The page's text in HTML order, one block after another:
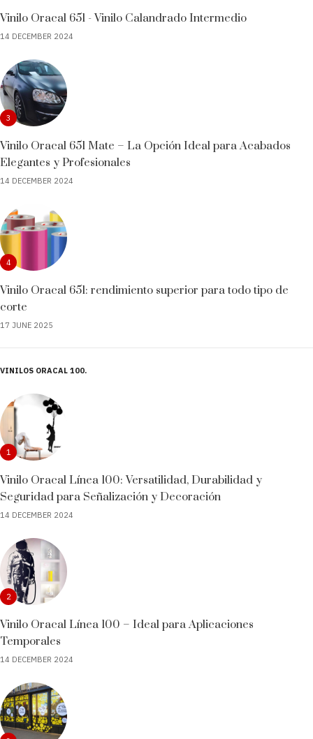
Vinilo Oracal 651 - Vinilo Calandrado Intermedio
14 DECEMBER 2024
3
Vinilo Oracal 651 Mate – La Opción Ideal para Acabados
Elegantes y Profesionales
14 DECEMBER 2024
4
Vinilo Oracal 651: rendimiento superior para todo tipo de
corte
17 JUNE 2025
VINILOS ORACAL 100
1
Vinilo Oracal Línea 100: Versatilidad, Durabilidad y
Seguridad para Señalización y Decoración
14 DECEMBER 2024
2
Vinilo Oracal Línea 100 – Ideal para Aplicaciones
Temporales
14 DECEMBER 2024